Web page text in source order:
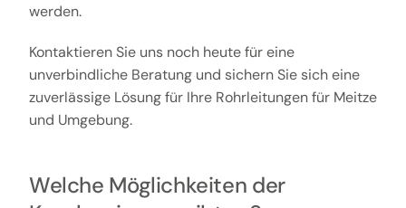
werden.
Kontaktieren Sie uns noch heute für eine
unverbindliche Beratung und sichern Sie sich eine
zuverlässige Lösung für Ihre Rohrleitungen für Meitze
und Umgebung.
Welche Möglichkeiten der